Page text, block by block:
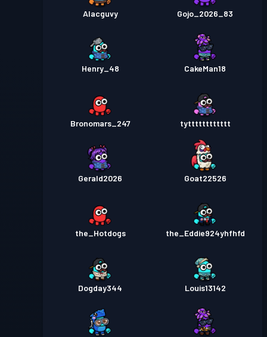
Alacguvy Gojo_2026_83
Henry_48 CakeMan18
Bronomars_247 tytttttttttttt
Gerald2026 Goat22526
the_Hotdogs the_Eddie924yhfhfd
Dogday344 Louis13142